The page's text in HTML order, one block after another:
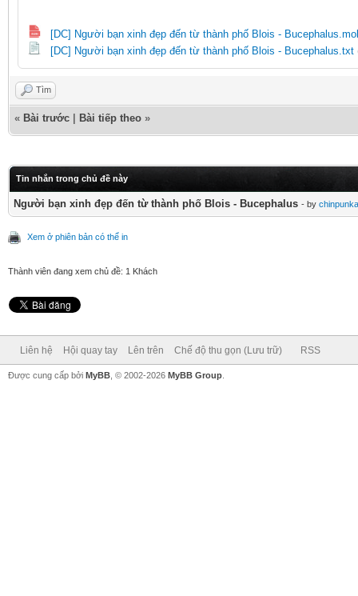
[DC] Người bạn xinh đẹp đến từ thành phố Blois -
[DC] Người bạn xinh đẹp đến từ thành phố Blois - Bucephalus.txt
Tìm
« Bài trước Bài tiếp theo »
Tin nhắn trong chủ đề này
Người bạn xinh đẹp đến từ thành phố Blois - Bucephalus - by
Xem ở phiên bản có thể in
Thành viên đang xem chủ đề: 1 Khách
Liên hệ Hội quay tay Lên trên Chế độ thu gọn (Lưu trữ) RSS
Được cung cấp bởi MyBB , © 2002-2026 MyBB Group